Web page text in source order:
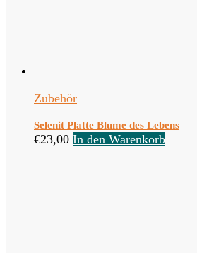
Zubehör
Selenit Platte Blume des Lebens
€23,00 In den Warenkorb